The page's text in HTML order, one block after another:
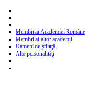
Membri ai Academiei Române
Membri ai altor academii
Oameni de ştiinţă
Alte personalităţi